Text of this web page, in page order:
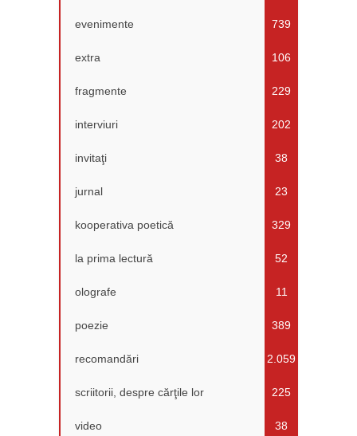
evenimente 739
extra 106
fragmente 229
interviuri 202
invitaţi 38
jurnal 23
kooperativa poetică 329
la prima lectură 52
olografe 11
poezie 389
recomandări 2.059
scriitorii, despre cărţile lor 225
video 38